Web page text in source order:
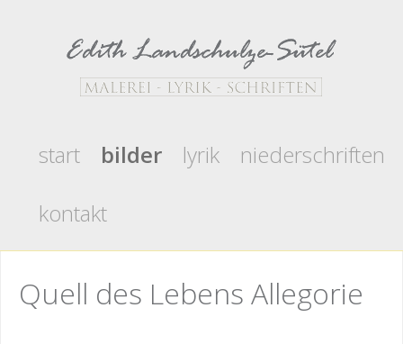
start bilder lyrik
niederschriften
kontakt
Quell des Lebens Allegorie